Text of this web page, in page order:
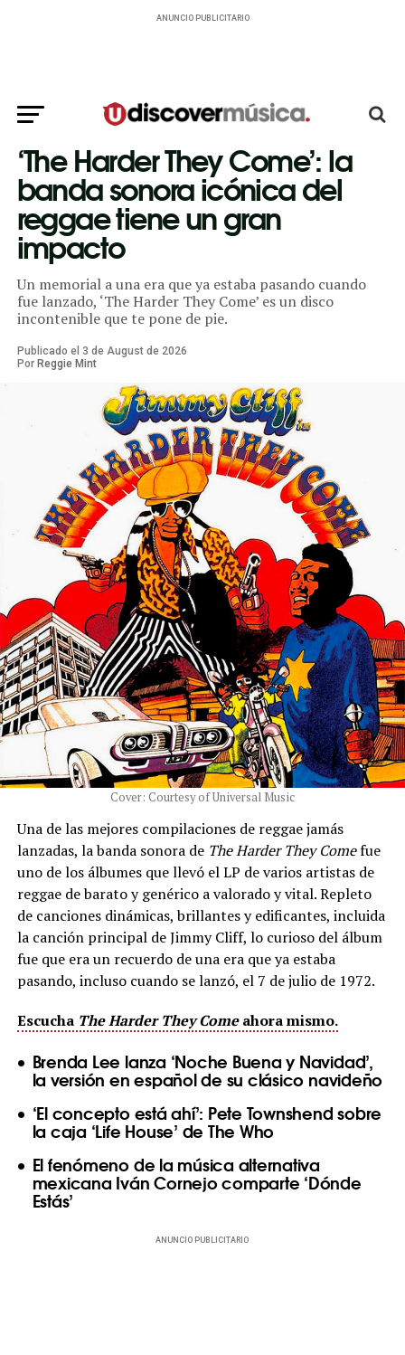
ANUNCIO PUBLICITARIO
‘The Harder They Come’: la
banda sonora icónica del
reggae tiene un gran
impacto
Un memorial a una era que ya estaba pasando cuando
fue lanzado, ‘The Harder They Come’ es un disco
incontenible que te pone de pie.
Publicado el 3 de August de 2026
Por Reggie Mint
Cover: Courtesy of Universal Music
Una de las mejores compilaciones de reggae jamás
lanzadas, la banda sonora de The Harder They Comefue
uno de los álbumes que llevó el LP de varios artistas de
reggae de barato y genérico a valorado y vital. Repleto
de canciones dinámicas, brillantes y edificantes, incluida
la canción principal de Jimmy Cliff, lo curioso del álbum
fue que era un recuerdo de una era que ya estaba
pasando, incluso cuando se lanzó, el 7 de julio de 1972.
Escucha The Harder They Comeahora mismo.
Brenda Lee lanza ‘Noche Buena y Navidad’,
la versión en español de su clásico navideño
‘El concepto está ahí’: Pete Townshend sobre
la caja ‘Life House’ de The Who
El fenómeno de la música alternativa
mexicana Iván Cornejo comparte ‘Dónde
Estás’
ANUNCIO PUBLICITARIO